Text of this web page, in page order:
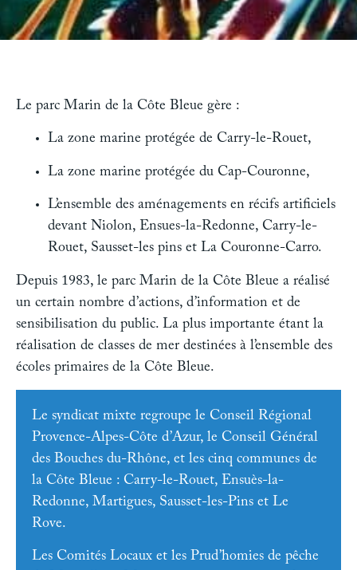
Le parc Marin de la Côte Bleue gère :
La zone marine protégée de Carry-le-Rouet,
La zone marine protégée du Cap-Couronne,
L’ensemble des aménagements en récifs artificiels
devant Niolon, Ensues-la-Redonne, Carry-le-
Rouet, Sausset-les pins et La Couronne-Carro.
Depuis 1983, le parc Marin de la Côte Bleue a réalisé
un certain nombre d’actions, d’information et de
sensibilisation du public. La plus importante étant la
réalisation de classes de mer destinées à l’ensemble des
écoles primaires de la Côte Bleue.
Le syndicat mixte regroupe le Conseil Régional
Provence-Alpes-Côte d’Azur, le Conseil Général
des Bouches du-Rhône, et les cinq communes de
la Côte Bleue : Carry-le-Rouet, Ensuès-la-
Redonne, Martigues, Sausset-les-Pins et Le
Rove.
Les Comités Locaux et les Prud’homies de pêche